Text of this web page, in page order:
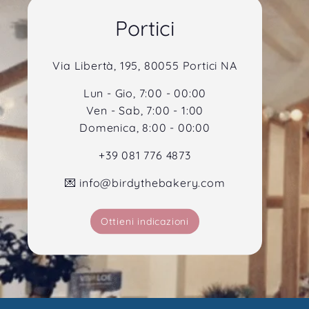
Portici
Via Libertà, 195, 80055 Portici NA
Lun - Gio, 7:00 - 00:00
Ven - Sab, 7:00 - 1:00
Domenica, 8:00 - 00:00
+39 081 776 4873
💌 info@birdythebakery.com
Ottieni indicazioni